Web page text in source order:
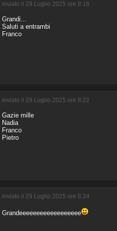
inviato il 29 Luglio 2025 ore 8:16
Grandi...
Saluti a entrambi
Franco
inviato il 29 Luglio 2025 ore 8:22
Gazie mille
Nadia
Franco
Pietro
inviato il 29 Luglio 2025 ore 8:24
Grandeeeeeeeeeeeeeeeeee